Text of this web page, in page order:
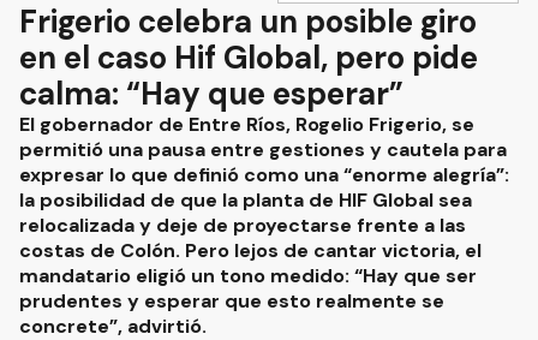
Frigerio celebra un posible giro
en el caso Hif Global, pero pide
calma: “Hay que esperar”
El gobernador de Entre Ríos, Rogelio Frigerio, se
permitió una pausa entre gestiones y cautela para
expresar lo que definió como una “enorme alegría”:
la posibilidad de que la planta de HIF Global sea
relocalizada y deje de proyectarse frente a las
costas de Colón. Pero lejos de cantar victoria, el
mandatario eligió un tono medido: “Hay que ser
prudentes y esperar que esto realmente se
concrete”, advirtió.